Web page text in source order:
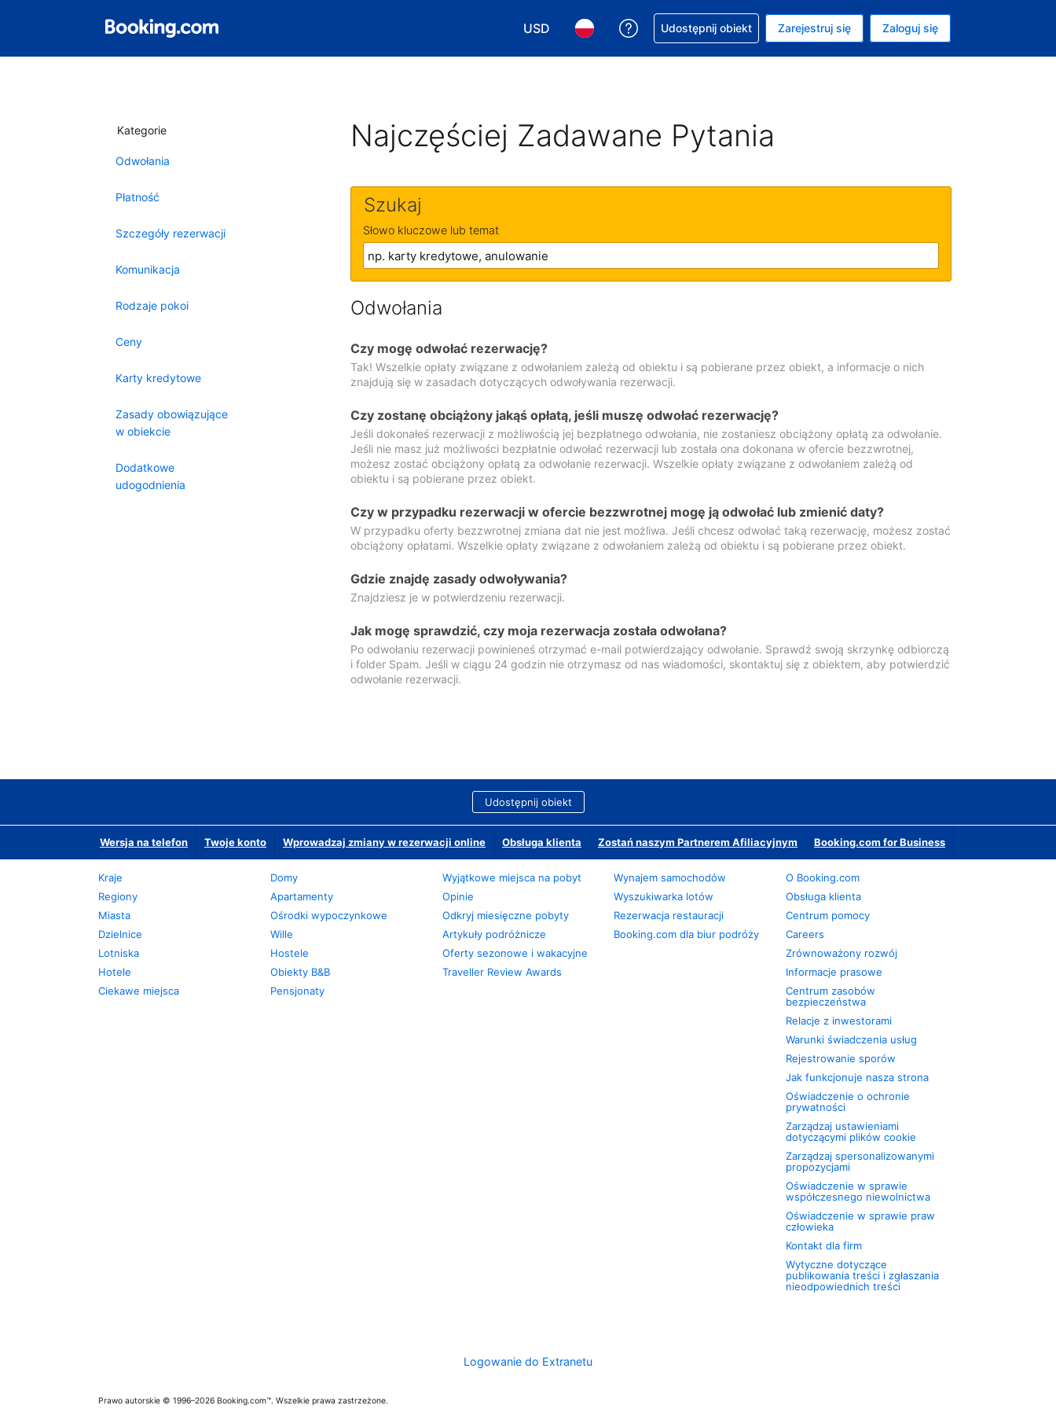
USD
Wybierz walutę. Wybrana waluta to Dolar amerykański
Wybierz język. Wybrany język to Polski
Uzyskaj pomoc w sprawie rezerwacji
Udostępnij obiekt Zarejestruj się Zaloguj się
Kategorie
Odwołania
Płatność
Szczegóły rezerwacji
Komunikacja
Rodzaje pokoi
Ceny
Karty kredytowe
Zasady obowiązujące
w obiekcie
Dodatkowe
udogodnienia
Najczęściej Zadawane Pytania
Szukaj
Słowo kluczowe lub temat
Odwołania
Czy mogę odwołać rezerwację?
Tak! Wszelkie opłaty związane z odwołaniem zależą od obiektu i są pobierane przez obiekt, a informacje o nich
znajdują się w zasadach dotyczących odwoływania rezerwacji.
Czy zostanę obciążony jakąś opłatą, jeśli muszę odwołać rezerwację?
Jeśli dokonałeś rezerwacji z możliwością jej bezpłatnego odwołania, nie zostaniesz obciążony opłatą za odwołanie.
Jeśli nie masz już możliwości bezpłatnie odwołać rezerwacji lub została ona dokonana w ofercie bezzwrotnej,
możesz zostać obciążony opłatą za odwołanie rezerwacji. Wszelkie opłaty związane z odwołaniem zależą od
obiektu i są pobierane przez obiekt.
Czy w przypadku rezerwacji w ofercie bezzwrotnej mogę ją odwołać lub zmienić daty?
W przypadku oferty bezzwrotnej zmiana dat nie jest możliwa. Jeśli chcesz odwołać taką rezerwację, możesz zostać
obciążony opłatami. Wszelkie opłaty związane z odwołaniem zależą od obiektu i są pobierane przez obiekt.
Gdzie znajdę zasady odwoływania?
Znajdziesz je w potwierdzeniu rezerwacji.
Jak mogę sprawdzić, czy moja rezerwacja została odwołana?
Po odwołaniu rezerwacji powinieneś otrzymać e-mail potwierdzający odwołanie. Sprawdź swoją skrzynkę odbiorczą
i folder Spam. Jeśli w ciągu 24 godzin nie otrzymasz od nas wiadomości, skontaktuj się z obiektem, aby potwierdzić
odwołanie rezerwacji.
Udostępnij obiekt
Wersja na telefon Twoje konto Wprowadzaj zmiany w rezerwacji online Obsługa klienta Zostań naszym Partnerem Afiliacyjnym Booking.com for Business
Kraje
Regiony
Miasta
Dzielnice
Lotniska
Hotele
Ciekawe miejsca
Domy
Apartamenty
Ośrodki wypoczynkowe
Wille
Hostele
Obiekty B&B
Pensjonaty
Wyjątkowe miejsca na pobyt
Opinie
Odkryj miesięczne pobyty
Artykuły podróżnicze
Oferty sezonowe i wakacyjne
Traveller Review Awards
Wynajem samochodów
Wyszukiwarka lotów
Rezerwacja restauracji
Booking.com dla biur podróży
O Booking.com
Obsługa klienta
Centrum pomocy
Careers
Zrównoważony rozwój
Informacje prasowe
Centrum zasobów
bezpieczeństwa
Relacje z inwestorami
Warunki świadczenia usług
Rejestrowanie sporów
Jak funkcjonuje nasza strona
Oświadczenie o ochronie
prywatności
Zarządzaj ustawieniami
dotyczącymi plików cookie
Zarządzaj spersonalizowanymi
propozycjami
Oświadczenie w sprawie
współczesnego niewolnictwa
Oświadczenie w sprawie praw
człowieka
Kontakt dla firm
Wytyczne dotyczące
publikowania treści i zgłaszania
nieodpowiednich treści
Logowanie do Extranetu
Prawo autorskie © 1996–2026 Booking.com™. Wszelkie prawa zastrzeżone.